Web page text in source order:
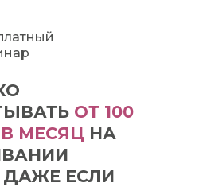
ОТ 100
В МЕСЯЦ НА
ДАЖЕ ЕСЛИ